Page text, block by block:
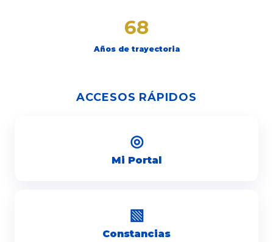
68
Años de trayectoria
ACCESOS RÁPIDOS
◎
Mi Portal
▧
Constancias